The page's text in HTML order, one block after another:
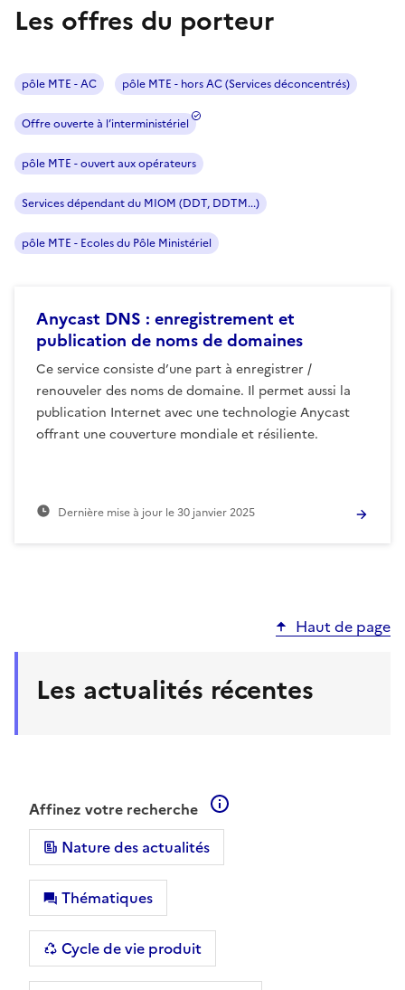
Les offres du porteur
pôle MTE - AC pôle MTE - hors AC (Services déconcentrés)
Offre ouverte à l’interministériel
pôle MTE - ouvert aux opérateurs
Services dépendant du MIOM (DDT, DDTM...)
pôle MTE - Ecoles du Pôle Ministériel
Anycast DNS : enregistrement et
publication de noms de domaines
Ce service consiste d’une part à enregistrer /
renouveler des noms de domaine. Il permet aussi la
publication Internet avec une technologie Anycast
offrant une couverture mondiale et résiliente.
Dernière mise à jour le30 janvier 2025
Haut de page
Les actualités récentes
Affinez votre recherche
Nature des actualités
Thématiques
Cycle de vie produit